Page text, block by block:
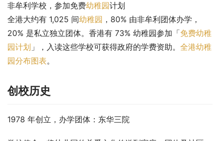
非牟利学校，参加免费幼稚园计划
全港大约有 1,025 间幼稚园 ，80% 由非牟利团体办学，
20% 是私立独立团体。香港有 73% 幼稚园参加「免费幼稚
园计划 」，入读这些学校可获得政府的学费资助。 全港幼稚
园分布图表。
创校历史
1978 年创立，办学团体：东华三院